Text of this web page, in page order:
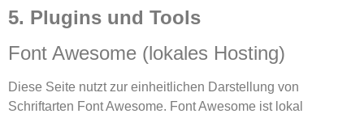
5. Plugins und Tools
Font Awesome (lokales Hosting)
Diese Seite nutzt zur einheitlichen Darstellung von
Schriftarten Font Awesome. Font Awesome ist lokal